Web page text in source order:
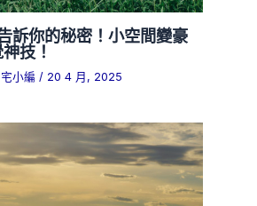
訴你的秘密！小空間變豪
技！
宅小編/ 20 4 月, 2025